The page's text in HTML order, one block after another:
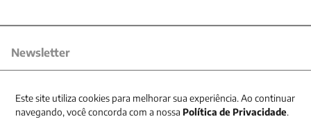
Newsletter
Este site utiliza cookies para melhorar sua experiência. Ao continuar
navegando, você concorda com a nossa Política de Privacidade.